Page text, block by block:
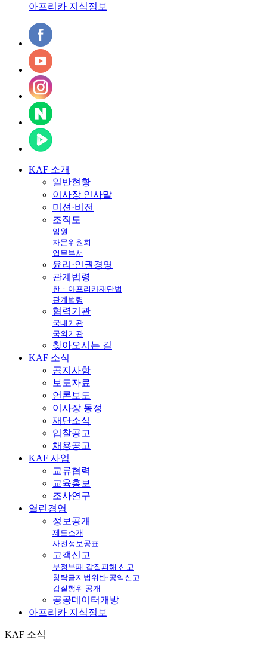
아프리카 지식정보
KAF 소개
일반현황
이사장 인사말
미션·비전
조직도
임원
자문위원회
업무부서
윤리·인권경영
관계법령
한ㆍ아프리카재단법
관계법령
협력기관
국내기관
국외기관
찾아오시는 길
KAF 소식
공지사항
보도자료
언론보도
이사장 동정
재단소식
입찰공고
채용공고
KAF 사업
교류협력
교육홍보
조사연구
열린경영
정보공개
제도소개
사전정보공표
고객신고
부정부패·갑질피해 신고
청탁금지법위반·공익신고
갑질행위 공개
공공데이터개방
아프리카 지식정보
KAF 소식